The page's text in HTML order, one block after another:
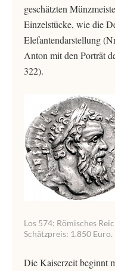
geschätzten
Einzelstücke, wie die
Elefantendarstellung
Anton mit den Porträt
322).
Los 574: Römisches
Schätzpreis: 1.850 Euro.
Die Kaiserzeit beginnt